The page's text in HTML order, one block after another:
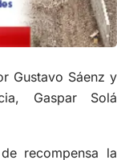
Gustavo Sáenz y
Gaspar Solá
recompensa la